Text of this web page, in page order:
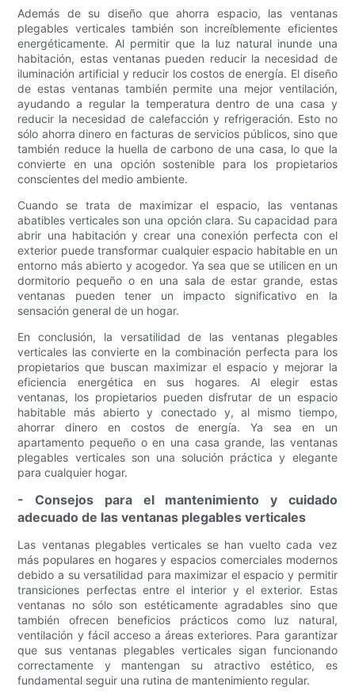
Además de su diseño que ahorra espacio, las ventanas
plegables verticales también son increíblemente eficientes
energéticamente. Al permitir que la luz natural inunde una
habitación, estas ventanas pueden reducir la necesidad de
iluminación artificial y reducir los costos de energía. El diseño
de estas ventanas también permite una mejor ventilación,
ayudando a regular la temperatura dentro de una casa y
reducir la necesidad de calefacción y refrigeración. Esto no
sólo ahorra dinero en facturas de servicios públicos, sino que
también reduce la huella de carbono de una casa, lo que la
convierte en una opción sostenible para los propietarios
conscientes del medio ambiente.
Cuando se trata de maximizar el espacio, las ventanas
abatibles verticales son una opción clara. Su capacidad para
abrir una habitación y crear una conexión perfecta con el
exterior puede transformar cualquier espacio habitable en un
entorno más abierto y acogedor. Ya sea que se utilicen en un
dormitorio pequeño o en una sala de estar grande, estas
ventanas pueden tener un impacto significativo en la
sensación general de un hogar.
En conclusión, la versatilidad de las ventanas plegables
verticales las convierte en la combinación perfecta para los
propietarios que buscan maximizar el espacio y mejorar la
eficiencia energética en sus hogares. Al elegir estas
ventanas, los propietarios pueden disfrutar de un espacio
habitable más abierto y conectado y, al mismo tiempo,
ahorrar dinero en costos de energía. Ya sea en un
apartamento pequeño o en una casa grande, las ventanas
plegables verticales son una solución práctica y elegante
para cualquier hogar.
- Consejos para el mantenimiento y cuidado
adecuado de las ventanas plegables verticales
Las ventanas plegables verticales se han vuelto cada vez
más populares en hogares y espacios comerciales modernos
debido a su versatilidad para maximizar el espacio y permitir
transiciones perfectas entre el interior y el exterior. Estas
ventanas no sólo son estéticamente agradables sino que
también ofrecen beneficios prácticos como luz natural,
ventilación y fácil acceso a áreas exteriores. Para garantizar
que sus ventanas plegables verticales sigan funcionando
correctamente y mantengan su atractivo estético, es
fundamental seguir una rutina de mantenimiento regular.